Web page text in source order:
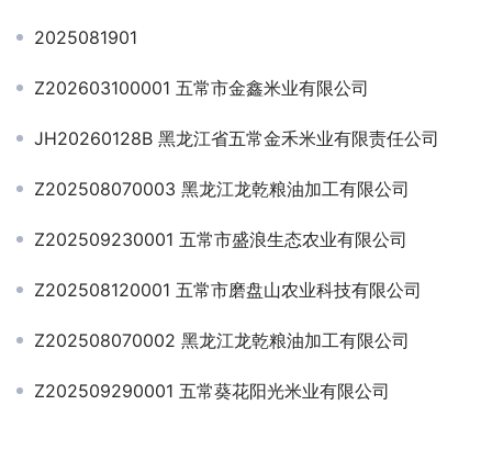
2025081901
Z202603100001 五常市金鑫米业有限公司
JH20260128B 黑龙江省五常金禾米业有限责任公司
Z202508070003 黑龙江龙乾粮油加工有限公司
Z202509230001 五常市盛浪生态农业有限公司
Z202508120001 五常市磨盘山农业科技有限公司
Z202508070002 黑龙江龙乾粮油加工有限公司
Z202509290001 五常葵花阳光米业有限公司